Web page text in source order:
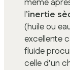
même
l’inertie
(huile ou
excellente
fluide
celle d’un